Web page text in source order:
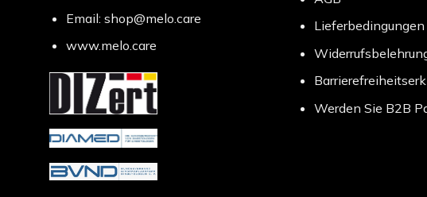
Email: shop@melo.care
www.melo.care
Lieferbedingungen
Werden Sie B2B